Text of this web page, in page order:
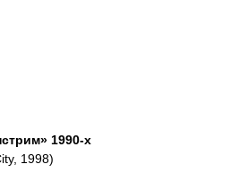
1990-х
1998)